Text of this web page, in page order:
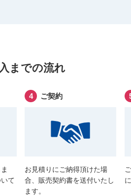
までの流れ
て
ご契約
お見積りにご納得頂けた場
合、販売契約書を送付いたし
ます。